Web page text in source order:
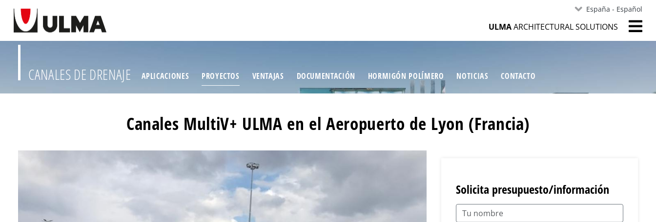
España - Español
ULMAARCHITECTURAL SOLUTIONS
CANALES DE DRENAJE APLICACIONES PROYECTOS VENTAJAS DOCUMENTACIÓN HORMIGÓN POLÍMERO NOTICIAS CONTACTO
Canales MultiV+ ULMA en el Aeropuerto de Lyon (Francia)
Solicita presupuesto/información